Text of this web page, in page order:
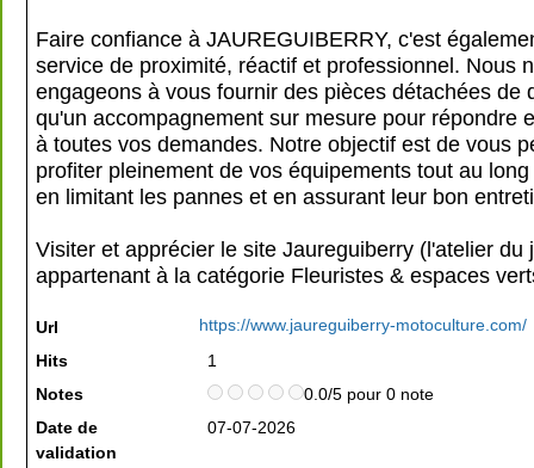
Faire confiance à JAUREGUIBERRY, c'est
service de proximité, réactif et professionnel. Nous
engageons à vous fournir des pièces détachées de
qu'un accompagnement sur mesure pour répondre
à toutes vos demandes. Notre objectif est de vous
profiter pleinement de vos équipements tout au
en limitant les pannes et en assurant leur bon
Visiter et apprécier le site Jaureguiberry (l'atelier du
appartenant à la catégorie Fleuristes & espaces
Url
https://www.jaureguiberry-motoculture.com/
Hits
1
Notes
0.0/5 pour 0 note
Date de
validation
07-07-2026